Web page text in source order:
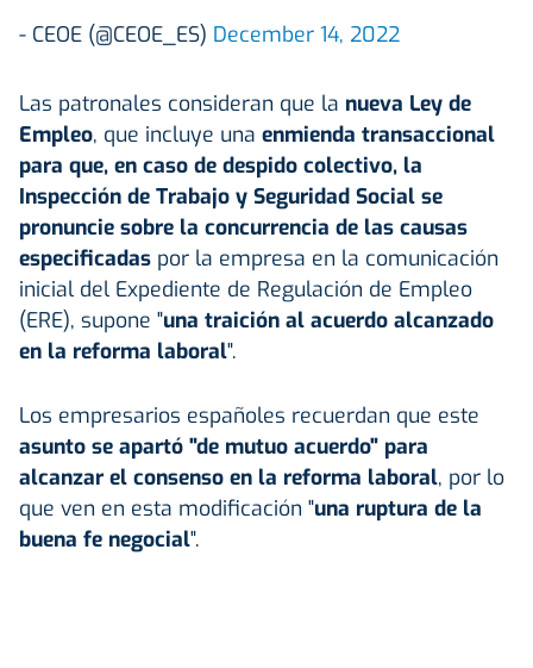
- CEOE (@CEOE_ES) December 14, 2022
Las patronales consideran que la nueva Ley de
Empleo, que incluye una enmienda transaccional
para que, en caso de despido colectivo, la
Inspección de Trabajo y Seguridad Social se
pronuncie sobre la concurrencia de las causas
especificadas por la empresa en la comunicación
inicial del Expediente de Regulación de Empleo
(ERE), supone "una traición al acuerdo alcanzado
en la reforma laboral".
Los empresarios españoles recuerdan que este
asunto se apartó "de mutuo acuerdo" para
alcanzar el consenso en la reforma laboral, por lo
que ven en esta modificación "una ruptura de la
buena fe negocial".